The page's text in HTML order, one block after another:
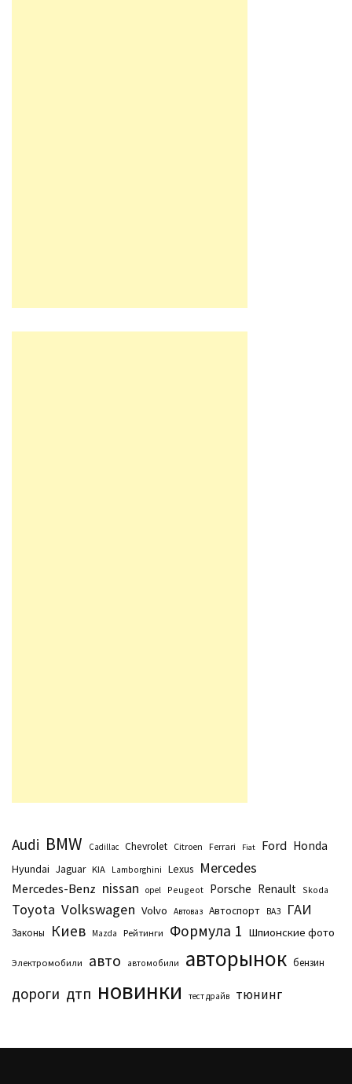
Audi BMW Cadillac Chevrolet Citroen Ferrari Fiat Ford Honda
Hyundai Jaguar KIA Lamborghini Lexus Mercedes
Mercedes-Benz nissan opel Peugeot Porsche Renault Skoda
Toyota Volkswagen Volvo Автоваз Автоспорт ВАЗ ГАИ
Законы Киев Маzda Рейтинги Формула 1 Шпионские фото
Электромобили авто автомобили авторынок бензин
дороги дтп новинки тест драйв тюнинг